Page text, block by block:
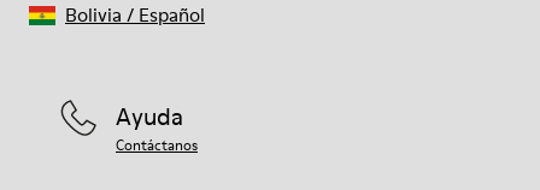
Ayuda
Contáctanos
Bolivia / Español